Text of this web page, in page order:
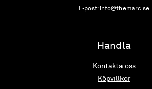
E-post: info@themarc.se
Handla
Kontakta oss
Köpvillkor